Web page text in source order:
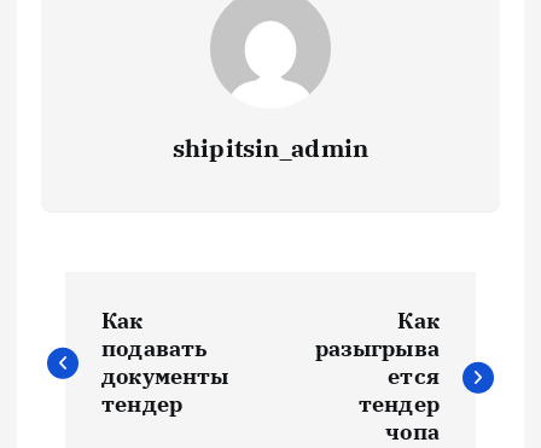
shipitsin_admin
а
Как
подавать
документы
тендер
Как
разыгрыва
ется
тендер
чопа